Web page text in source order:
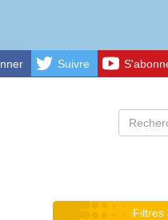
Suivre
Filtres